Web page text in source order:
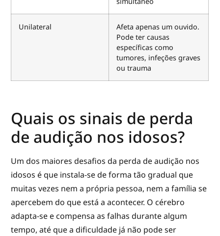
Unilateral
Afeta apenas um ouvido.
Pode ter causas
específicas como
tumores, infeções graves
ou trauma
Quais os sinais de perda
de audição nos idosos?
Um dos maiores desafios da perda de audição nos
idosos é que instala-se de forma tão gradual que
muitas vezes nem a própria pessoa, nem a família se
apercebem do que está a acontecer. O cérebro
adapta-se e compensa as falhas durante algum
tempo, até que a dificuldade já não pode ser